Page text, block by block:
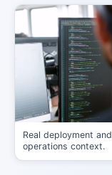
Real deployment and
operations context.